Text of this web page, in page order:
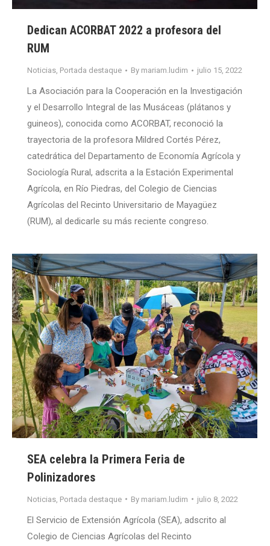
Dedican ACORBAT 2022 a profesora del
RUM
Noticias, Portada destaque By mariam.ludim julio 15, 2022
La Asociación para la Cooperación en la Investigación
y el Desarrollo Integral de las Musáceas (plátanos y
guineos), conocida como ACORBAT, reconoció la
trayectoria de la profesora Mildred Cortés Pérez,
catedrática del Departamento de Economía Agrícola y
Sociología Rural, adscrita a la Estación Experimental
Agrícola, en Río Piedras, del Colegio de Ciencias
Agrícolas del Recinto Universitario de Mayagüez
(RUM), al dedicarle su más reciente congreso.
SEA celebra la Primera Feria de
Polinizadores
Noticias Portada destaque By mariam.ludim julio 8, 2022
El Servicio de Extensión Agrícola (SEA), adscrito al
Colegio de Ciencias Agrícolas del Recinto